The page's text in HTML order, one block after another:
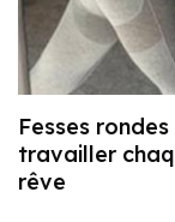
Fesses
travailler
rêve